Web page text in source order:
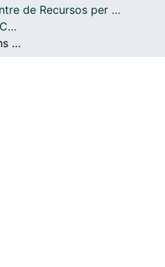
Navega per tot el DDCentre de Recursos per a l'Aprenentatge i la Investigació (CRAI-UB) - Institucional
Memòries d'activitats CRAI Biblioteques i Unitats (CRAI-UB)
CRAI Biblioteca de Fons Antic. Memòria 2024